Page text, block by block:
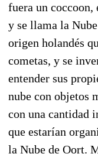
fuera un coccoon,
y se llama la
origen holandés
cometas, y se
entender sus
nube con objetos
con una cantidad
que estarían
la Nube de Oort.